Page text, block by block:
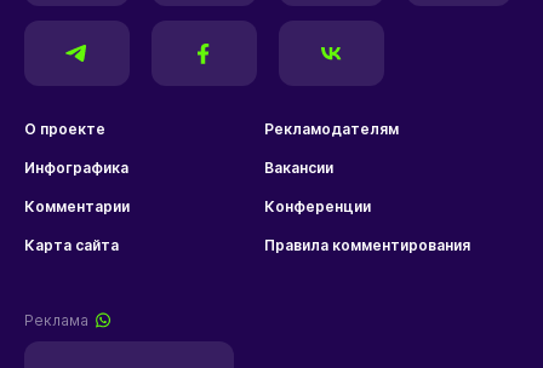
О проекте Рекламодателям
Инфографика Вакансии
Комментарии Конференции
Карта сайта Правила комментирования
Реклама